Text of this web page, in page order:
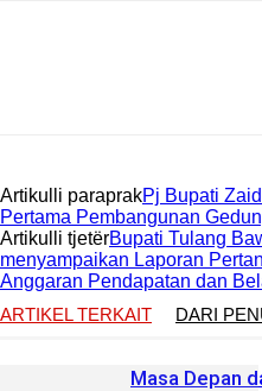
Artikulli paraprakPj Bupati
Pertama Pembangunan
Artikulli tjetërBupati Tulang
menyampaikan Laporan
Anggaran Pendapatan dan
ARTIKEL TERKAIT
DARI
Masa Depan